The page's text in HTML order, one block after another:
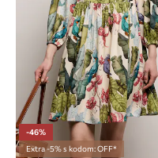
-46%
Extra -5% s kodom: OFF*